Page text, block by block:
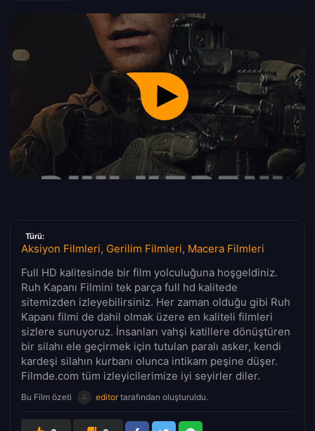
Türü:
Aksiyon Filmleri, Gerilim Filmleri, Macera Filmleri
Full HD kalitesinde bir film yolculuğuna hoşgeldiniz.
Ruh Kapanı Filmini tek parça full hd kalitede
sitemizden izleyebilirsiniz. Her zaman olduğu gibi Ruh
Kapanı filmi de dahil olmak üzere en kaliteli filmleri
sizlere sunuyoruz. İnsanları vahşi katillere dönüştüren
bir silahı ele geçirmek için tutulan paralı asker, kendi
kardeşi silahın kurbanı olunca intikam peşine düşer.
Filmde.com tüm izleyicilerimize iyi seyirler diler.
Bu Film özeti editortarafından oluşturuldu.